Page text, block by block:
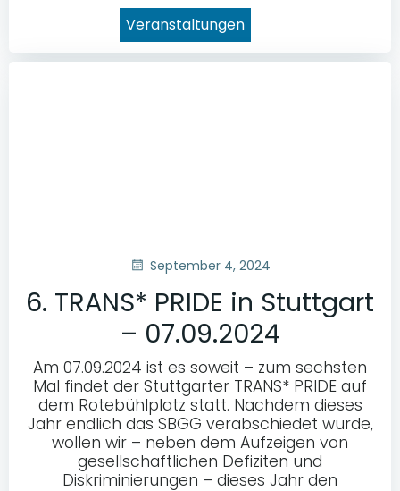
Veranstaltungen
September 4, 2024
6. TRANS* PRIDE in Stuttgart
– 07.09.2024
Am 07.09.2024 ist es soweit – zum sechsten
Mal findet der Stuttgarter TRANS* PRIDE auf
dem Rotebühlplatz statt. Nachdem dieses
Jahr endlich das SBGG verabschiedet wurde,
wollen wir – neben dem Aufzeigen von
gesellschaftlichen Defiziten und
Diskriminierungen – dieses Jahr den